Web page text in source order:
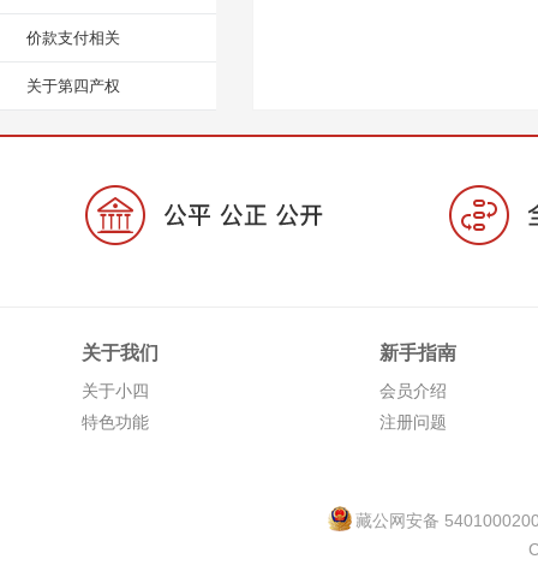
价款支付相关
关于第四产权
关于我们
关于小四
特色功能
新手指南
会员介绍
注册问题
藏公网安备